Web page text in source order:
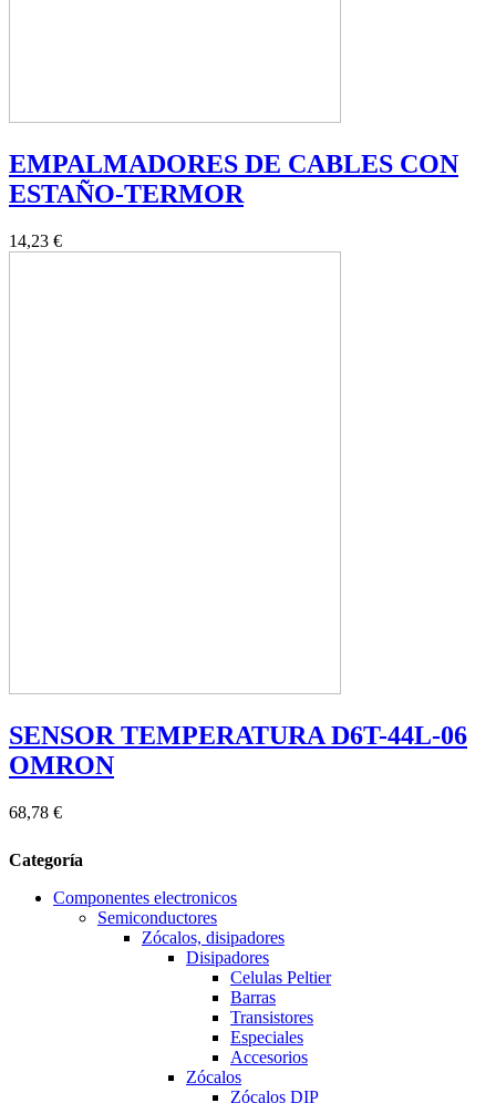
EMPALMADORES DE CABLES CON
ESTAÑO-TERMOR
14,23 €
SENSOR TEMPERATURA D6T-44L-06
OMRON
68,78 €
Categoría
Componentes electronicos
Semiconductores
Zócalos, disipadores
Disipadores
Celulas Peltier
Barras
Transistores
Especiales
Accesorios
Zócalos
Zócalos DIP